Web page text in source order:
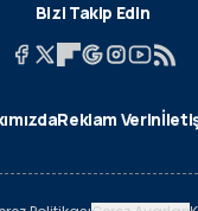
Bizi Takip Edin
Reklam Verin